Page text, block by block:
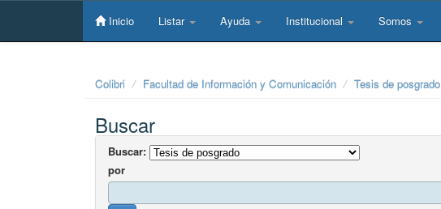
Skip
Inicio Listar Ayuda Institucional Somos
Colibri Facultad de Información y Comunicación Tesis de posgrado
Buscar
Buscar:
por